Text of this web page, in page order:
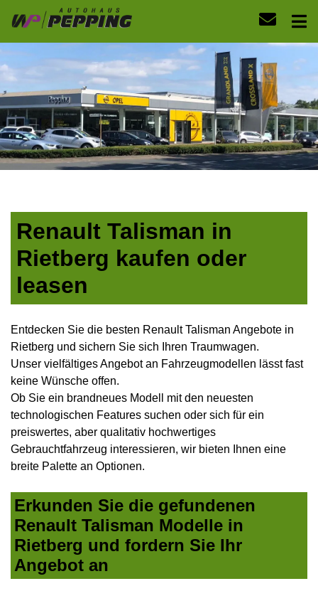
Renault Talisman in
Rietberg kaufen oder
leasen
Entdecken Sie die besten Renault Talisman Angebote in
Rietberg und sichern Sie sich Ihren Traumwagen.
Unser vielfältiges Angebot an Fahrzeugmodellen lässt fast
keine Wünsche offen.
Ob Sie ein brandneues Modell mit den neuesten
technologischen Features suchen oder sich für ein
preiswertes, aber qualitativ hochwertiges
Gebrauchtfahrzeug interessieren, wir bieten Ihnen eine
breite Palette an Optionen.
Erkunden Sie die gefundenen
Renault Talisman Modelle in
Rietberg und fordern Sie Ihr
Angebot an